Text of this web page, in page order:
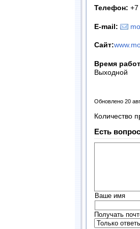
Телефон: +7
E-mail:
Сайт:
Время
Выходной
Обновлено 20
Количество
Есть
Ваше имя
Получать